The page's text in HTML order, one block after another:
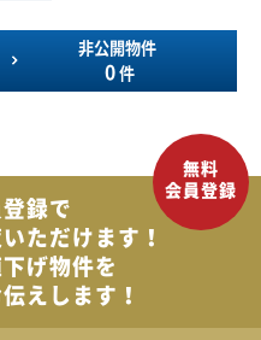
非公開物件
0 件
録で
ただけます！
げ物件を
えします！